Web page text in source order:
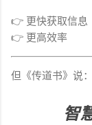
👉 更快获取信息
👉 更高效率
但《传道书》说：
智